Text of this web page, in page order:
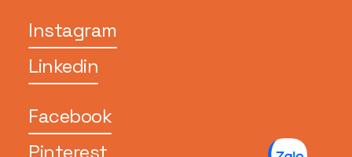
Instagram
Linkedin
Facebook
Pinterest